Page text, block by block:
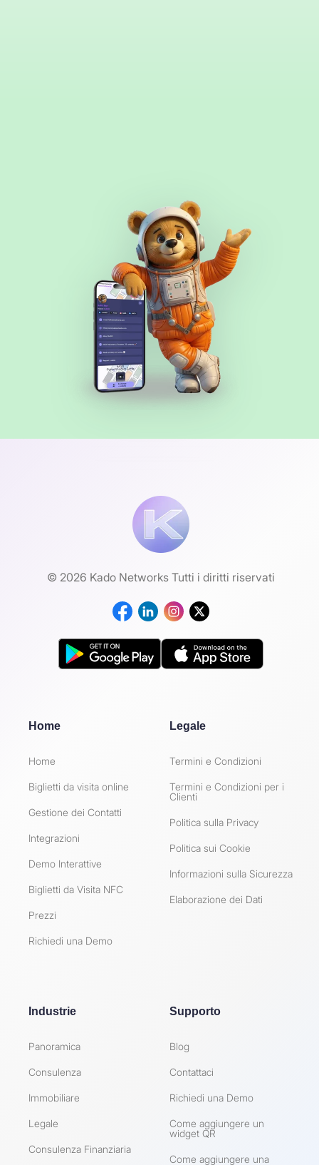
© 2026 Kado Networks Tutti i diritti riservati
Home
Home
Biglietti da visita online
Gestione dei Contatti
Integrazioni
Demo Interattive
Biglietti da Visita NFC
Prezzi
Richiedi una Demo
Legale
Termini e Condizioni
Termini e Condizioni per i
Clienti
Politica sulla Privacy
Politica sui Cookie
Informazioni sulla Sicurezza
Elaborazione dei Dati
Industrie
Panoramica
Consulenza
Immobiliare
Legale
Consulenza Finanziaria
Supporto
Blog
Contattaci
Richiedi una Demo
Come aggiungere un
widget QR
Come aggiungere una